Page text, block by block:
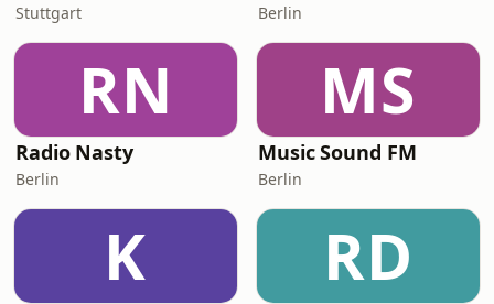
Stuttgart Berlin
RN
Radio Nasty
Berlin
MS
Music Sound FM
Berlin
K RD